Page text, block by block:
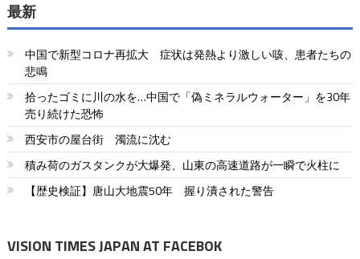
最新
中国で新型コロナ再拡大 症状は発熱より激しい咳、患者たちの
悲鳴
拾ったゴミに川の水を…中国で「偽ミネラルウォーター」を30年
売り続けた恐怖
西安市の屋台街 濁流に沈む
積み荷のガスタンクが大爆発、山東の高速道路が一瞬で火柱に
【歴史検証】唐山大地震50年 握り潰された警告
VISION TIMES JAPAN AT FACEBOK